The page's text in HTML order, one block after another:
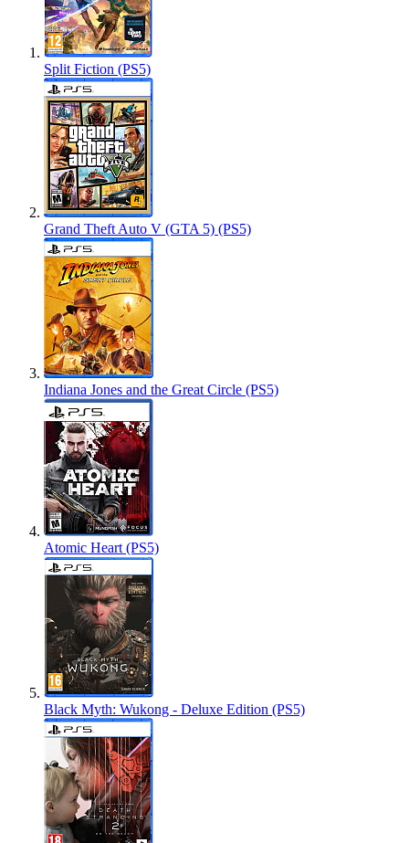
Split Fiction (PS5)
Grand Theft Auto V (GTA 5) (PS5)
Indiana Jones and the Great Circle (PS5)
Atomic Heart (PS5)
Black Myth: Wukong - Deluxe Edition (PS5)